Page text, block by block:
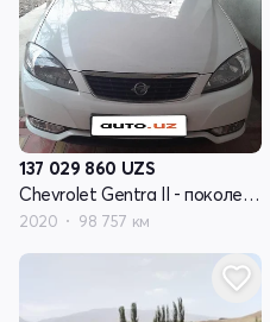
137 029 860 UZS
Chevrolet Gentra II - поколение
2020 98 757 км